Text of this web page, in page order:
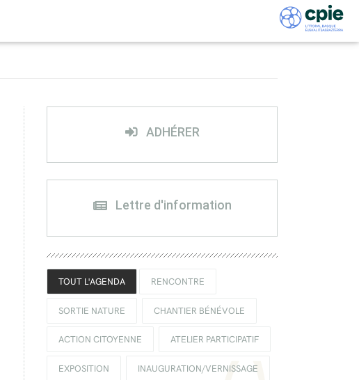
ADHÉRER
Lettre d'information
TOUT L'AGENDA RENCONTRE
SORTIE NATURE CHANTIER BÉNÉVOLE
ACTION CITOYENNE ATELIER PARTICIPATIF
EXPOSITION INAUGURATION/VERNISSAGE